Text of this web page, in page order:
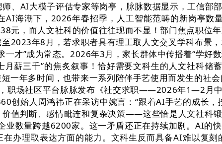
AI大模子评估专家等岗亭，脉脉数据显示，工信部
AI海潮下，2026年春招季，人工智能范畴的新岗亭
元，而人文社科的价值往往现而不显！部门焦点职位
2023年8月，若求职者具有理工取人文交叉学科布景
一才”成为常态。2026年3月，家长群体中传播着“学
月薪三千”的焦炙叙事！恰好需要文科生的人文社科
一年多时间，也带来一系列陪伴手艺使用而发生的
职场社区平台脉脉发布《社交求职——2026年1—2月
创始人周鸿祎正在采访中婉言：“跟着AI手艺的成长
值判断、感情毗连和复杂决策——这些恰是人文社科
业数量跨越6200家。这一矛盾还正在持续加剧。AI
办理取表达方面的能力。文科生反而具备AI难以复